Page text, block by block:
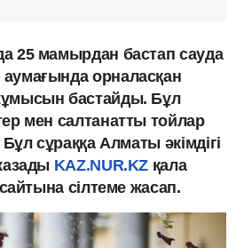
25 мамырдан бастап сауда
орналасқан
бастайды. Бұл
мен салтанатты тойлар
сұраққа Алматы әкімдігі
KAZ.NUR.KZ қала
сайтына сілтеме жасап.